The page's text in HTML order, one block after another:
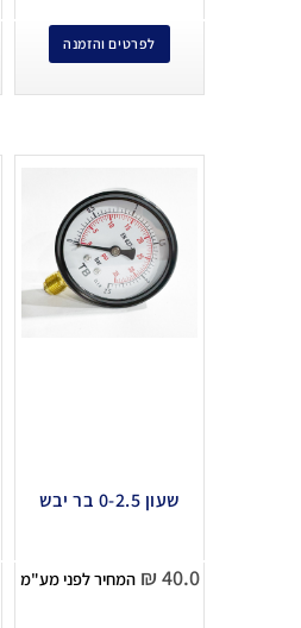
לפרטים והזמנה
שעון 0-2.5 בר יבש
₪ 40.0 המחיר לפני מע"מ